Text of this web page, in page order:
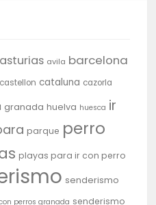
asturias avila barcelona
castellon cataluna cazorla
granada huelva huesca ir
parque perro
playas para ir con perro
senderismo
perros granada senderismo